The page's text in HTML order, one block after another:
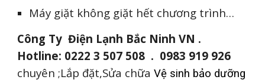
Máy giặt không giặt hết chương trình…
Công Ty Điện Lạnh Bắc Ninh VN .
Hotline: 0222 3 507 508 . 0983 919 926
chuyên ;Lắp đặt,Sửa chữaVệ sinh bảo dưỡng